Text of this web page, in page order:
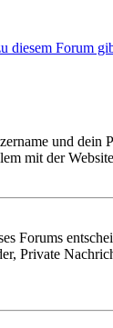
diesem Forum
und
mit der
Private